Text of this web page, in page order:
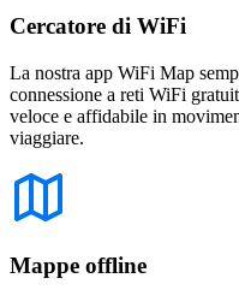
Cercatore di WiFi
La nostra app WiFi Map
connessione a reti WiFi
veloce e affidabile in
viaggiare.
Mappe offline